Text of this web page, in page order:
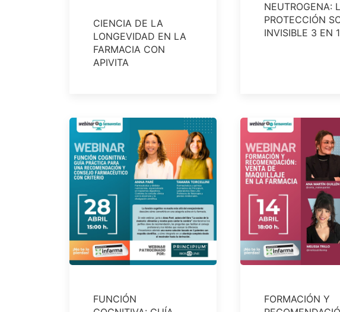
CIENCIA DE LA
LONGEVIDAD EN LA
FARMACIA CON
APIVITA
NEUTROGENA:
PROTECCIÓN
INVISIBLE 3 EN 1
FUNCIÓN
FORMACIÓN Y